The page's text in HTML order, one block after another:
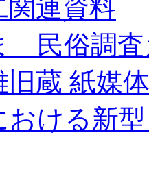
関連資料
民俗調査
旧蔵 紙媒
おける新